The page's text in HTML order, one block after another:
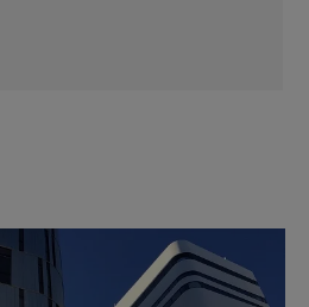
de 1626 m²
HT/an